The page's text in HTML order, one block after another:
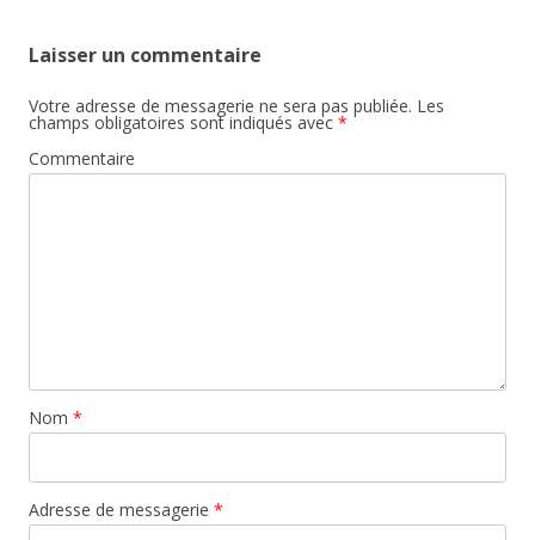
Laisser un commentaire
Votre adresse de messagerie ne sera pas publiée. Les
champs obligatoires sont indiqués avec *
Commentaire
Nom *
Adresse de messagerie *